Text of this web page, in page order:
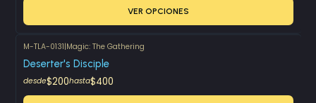
VER OPCIONES
M-TLA-0131|Magic: The Gathering
Deserter's Disciple
desde$200hasta$400